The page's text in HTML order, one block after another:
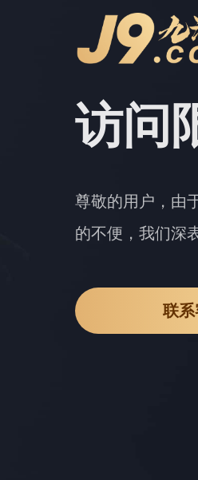
访问
尊敬的用户，由
的不便，我们深
联系